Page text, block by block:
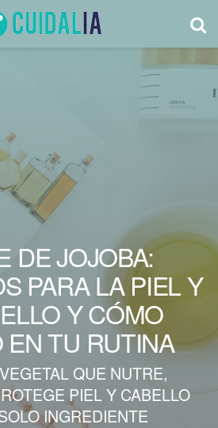
DE JOJOBA:
PARA LA PIEL Y
Y CÓMO
EN TU RUTINA
QUE NUTRE,
PIEL Y CABELLO
INGREDIENTE